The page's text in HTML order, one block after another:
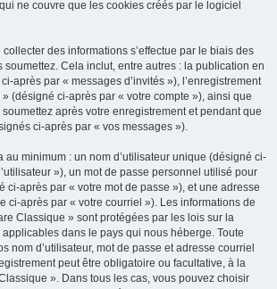
ne couvre que les cookies créés par le logiciel
des informations s’effectue par le biais des
Cela inclut, entre autres : la publication en
après par « messages d’invités »), l’enregistrement
(désigné ci-après par « votre compte »), ainsi que
après votre enregistrement et pendant que
ci-après par « vos messages »).
au minimum : un nom d’utilisateur unique (désigné ci-
»), un mot de passe personnel utilisé pour
ci-après par « votre mot de passe »), et une adresse
ci-après par « votre courriel »). Les informations de
Classique » sont protégées par les lois sur la
dans le pays qui nous héberge. Toute
nom d’utilisateur, mot de passe et adresse courriel
peut être obligatoire ou facultative, à la
». Dans tous les cas, vous pouvez choisir